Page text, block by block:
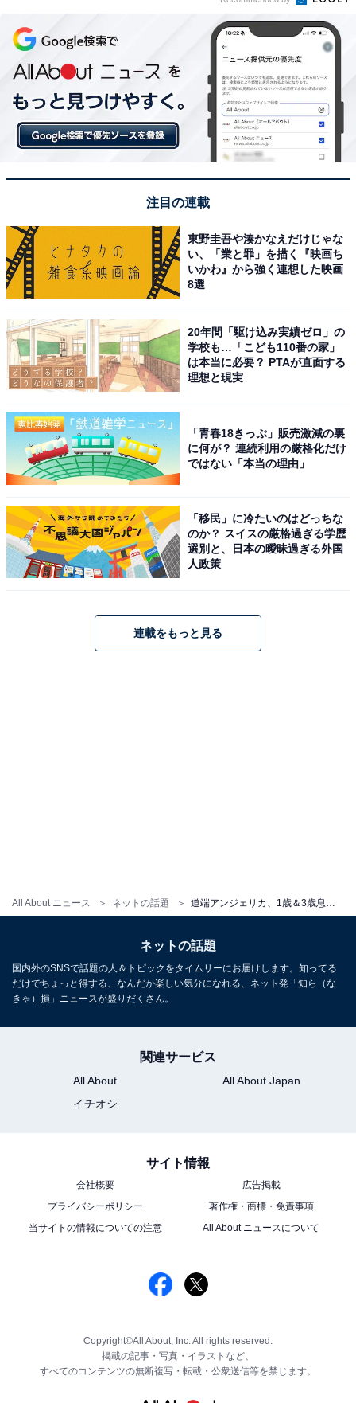
All About ニュース ネットの話題
注目の連載
東野圭吾や湊かなえだけじゃな
い、「業と罪」を描く『映画ち
いかわ』から強く連想した映画
8選
20年間「駆け込み実績ゼロ」の
学校も…「こども110番の家」
は本当に必要？ PTAが直面する
理想と現実
「青春18きっぷ」販売激減の裏
に何が？ 連続利用の厳格化だけ
ではない「本当の理由」
「移民」に冷たいのはどっちな
のか？ スイスの厳格過ぎる学歴
選別と、日本の曖昧過ぎる外国
人政策
連載をもっと見る
ネットの話題
国内外のSNSで話題の人＆トピックをタイムリーにお届けします。知ってる
だけでちょっと得する、なんだか楽しい気分になれる、ネット発「知ら（な
きゃ）損」ニュースが盛りだくさん。
関連サービス
All About
All About Japan
イチオシ
サイト情報
会社概要
広告掲載
プライバシーポリシー
著作権・商標・免責事項
当サイトの情報についての注意
All About ニュースについて
Copyright©All About, Inc. All rights reserved.
掲載の記事・写真・イラストなど、
すべてのコンテンツの無断複写・転載・公衆送信等を禁じます。